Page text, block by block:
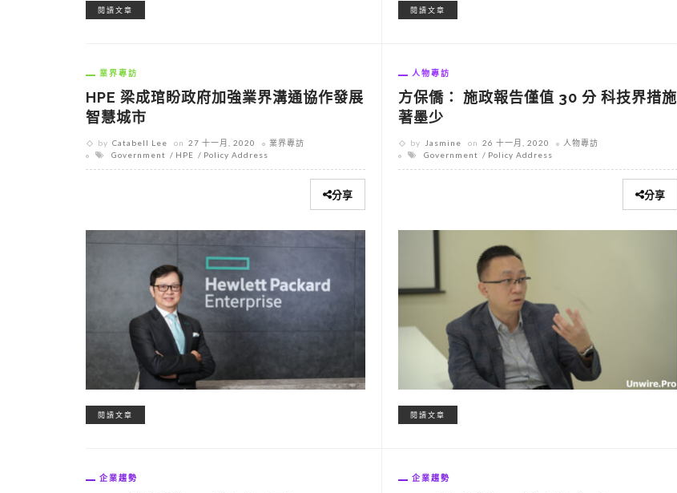
閱讀文章 閱讀文章
業界專訪
HPE 梁成琯盼政府加強業界溝通協作發展
智慧城市
by Catabell Lee on 27 十一月, 2020
業界專訪
Government
HPE Policy Address
分享
閱讀文章
人物專訪
方保僑： 施政報告僅值 30 分 科技界措施
著墨少
by Jasmine on 26 十一月, 2020
人物專訪
Government
Policy Address
分享
閱讀文章
企業趨勢 企業趨勢